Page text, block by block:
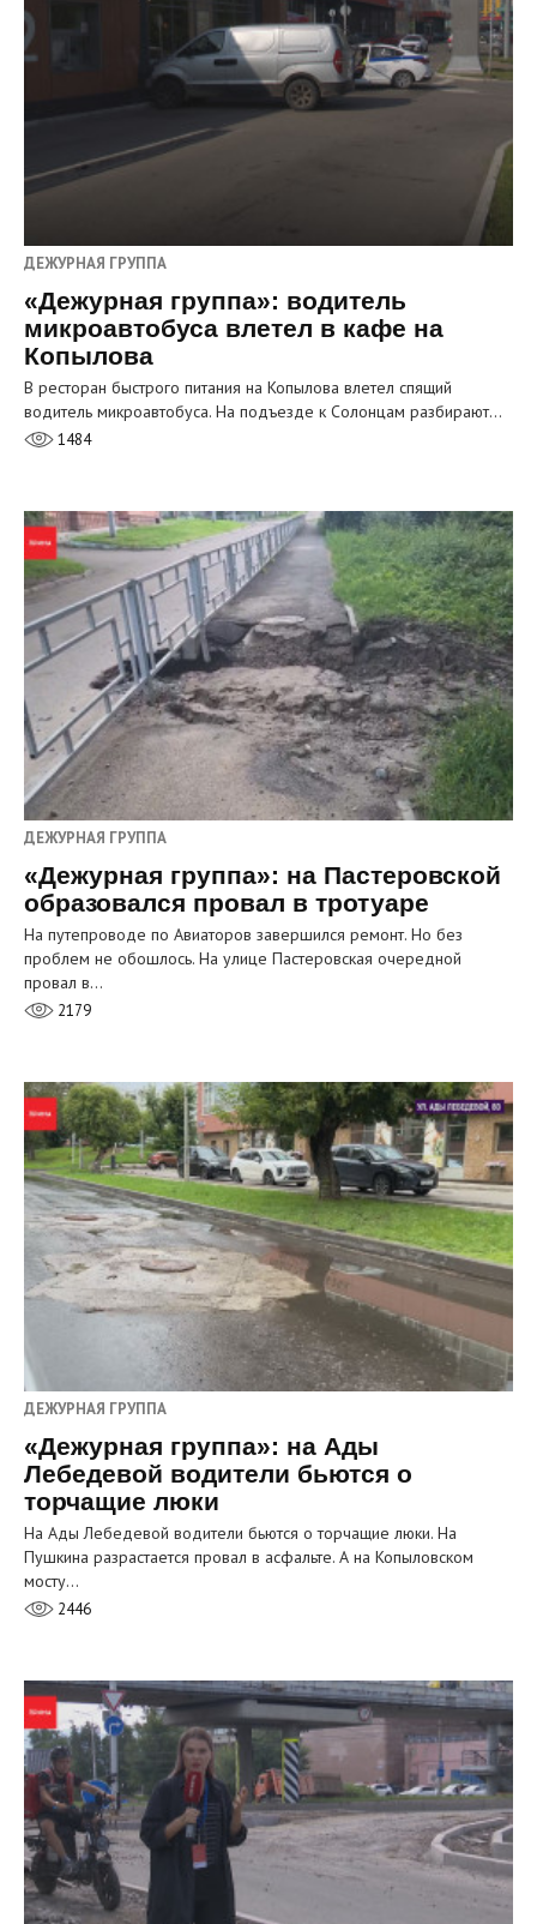
ДЕЖУРНАЯ ГРУППА
«Дежурная группа»: водитель
микроавтобуса влетел в кафе на
Копылова
В ресторан быстрого питания на Копылова влетел спящий
водитель микроавтобуса. На подъезде к Солонцам разбирают…
1484
ДЕЖУРНАЯ ГРУППА
«Дежурная группа»: на Пастеровской
образовался провал в тротуаре
На путепроводе по Авиаторов завершился ремонт. Но без
проблем не обошлось. На улице Пастеровская очередной
провал в…
2179
ДЕЖУРНАЯ ГРУППА
«Дежурная группа»: на Ады
Лебедевой водители бьются о
торчащие люки
На Ады Лебедевой водители бьются о торчащие люки. На
Пушкина разрастается провал в асфальте. А на Копыловском
мосту…
2446